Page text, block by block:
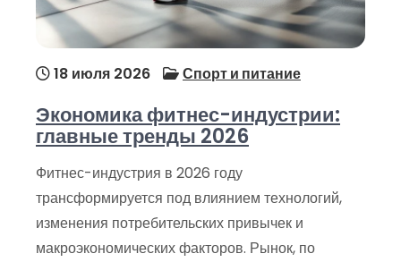
18 июля 2026 Спорт и питание
Экономика фитнес-индустрии:
главные тренды 2026
Фитнес-индустрия в 2026 году
трансформируется под влиянием технологий,
изменения потребительских привычек и
макроэкономических факторов. Рынок, по